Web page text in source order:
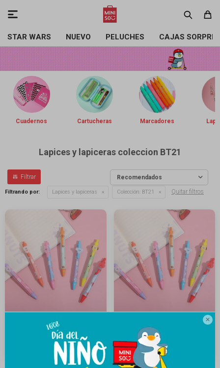

STAR WARS NUEVO PELUCHES CAJAS

Cuadernos Cartucheras Marcadores
Lapices y lapiceras coleccion BT21
Recomendados
Filtrando por: Lapices y lapiceras Colección: BT21 Quitar filtros
Lapicera BT21 baby -